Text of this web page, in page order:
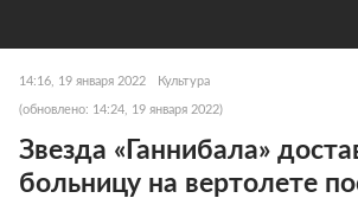
14:16, 19 января 2022 Культура
(обновлено: 14:24, 19 января 2022)
Звезда «Ганнибала»
больницу на вертолете